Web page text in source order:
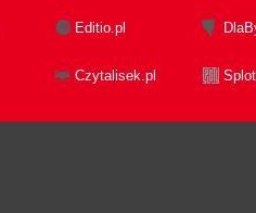
Editio.pl
Czytalisek.pl